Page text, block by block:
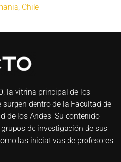
, Chile
la vitrina principal de los
dentro de la Facultad de
de los Andes. Su contenido
de investigación de sus
las iniciativas de profesores